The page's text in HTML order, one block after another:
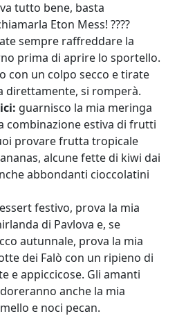
tutto bene, basta
Eton Mess! ????
sempre raffreddare la
prima di aprire lo sportello.
con un colpo secco e tirate
direttamente, si romperà.
guarnisco la mia meringa
combinazione estiva di frutti
provare frutta tropicale
alcune fette di kiwi dai
abbondanti cioccolatini
festivo, prova la mia
di Pavlova e, se
autunnale, prova la mia
dei Falò con un ripieno di
e appiccicose. Gli amanti
anche la mia
e noci pecan.